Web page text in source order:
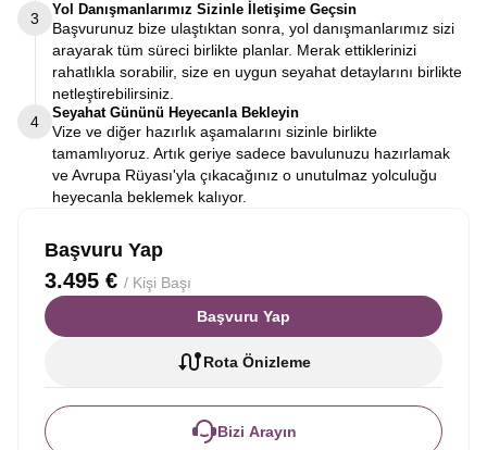
3
Yol Danışmanlarımız Sizinle İletişime Geçsin
Başvurunuz bize ulaştıktan sonra, yol danışmanlarımız sizi
arayarak tüm süreci birlikte planlar. Merak ettiklerinizi
rahatlıkla sorabilir, size en uygun seyahat detaylarını birlikte
netleştirebilirsiniz.
4
Seyahat Gününü Heyecanla Bekleyin
Vize ve diğer hazırlık aşamalarını sizinle birlikte
tamamlıyoruz. Artık geriye sadece bavulunuzu hazırlamak
ve Avrupa Rüyası'yla çıkacağınız o unutulmaz yolculuğu
heyecanla beklemek kalıyor.
Başvuru Yap
3.495 € / Kişi Başı
Başvuru Yap
Rota Önizleme
Bizi Arayın